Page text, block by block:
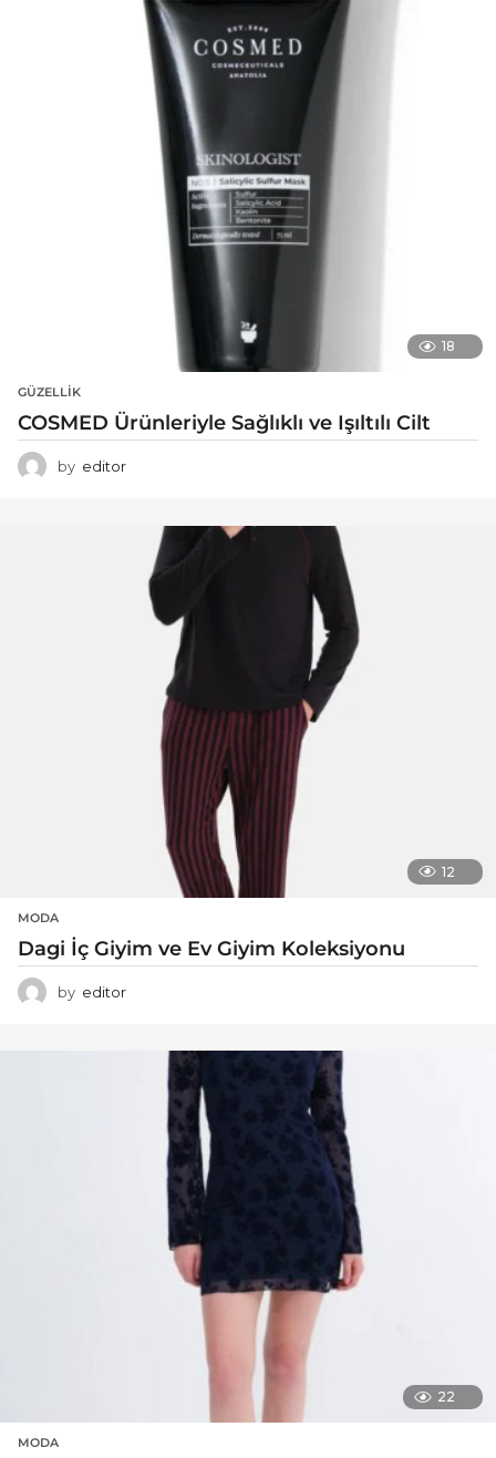
18
GÜZELLIK
COSMED Ürünleriyle Sağlıklı ve Işıltılı Cilt
by editor
12
MODA
Dagi İç Giyim ve Ev Giyim Koleksiyonu
by editor
22
MODA